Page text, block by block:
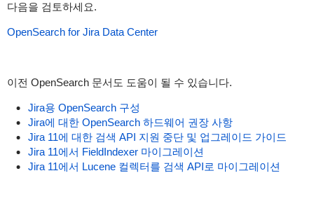
다음을 검토하세요.
OpenSearch for Jira Data Center
이전 OpenSearch 문서도 도움이 될 수 있습니다.
Jira용 OpenSearch 구성
Jira에 대한 OpenSearch 하드웨어 권장 사항
Jira 11에 대한 검색 API 지원 중단 및 업그레이드 가이드
Jira 11에서 FieldIndexer 마이그레이션
Jira 11에서 Lucene 컬렉터를 검색 API로 마이그레이션